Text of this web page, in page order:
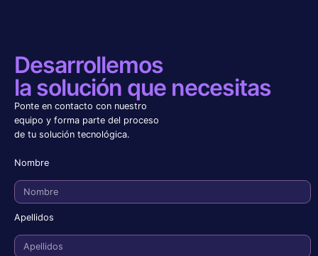
Desarrollemos
la solución que necesitas
Ponte en contacto con nuestro
equipo y forma parte del proceso
de tu solución tecnológica.
Nombre
Apellidos